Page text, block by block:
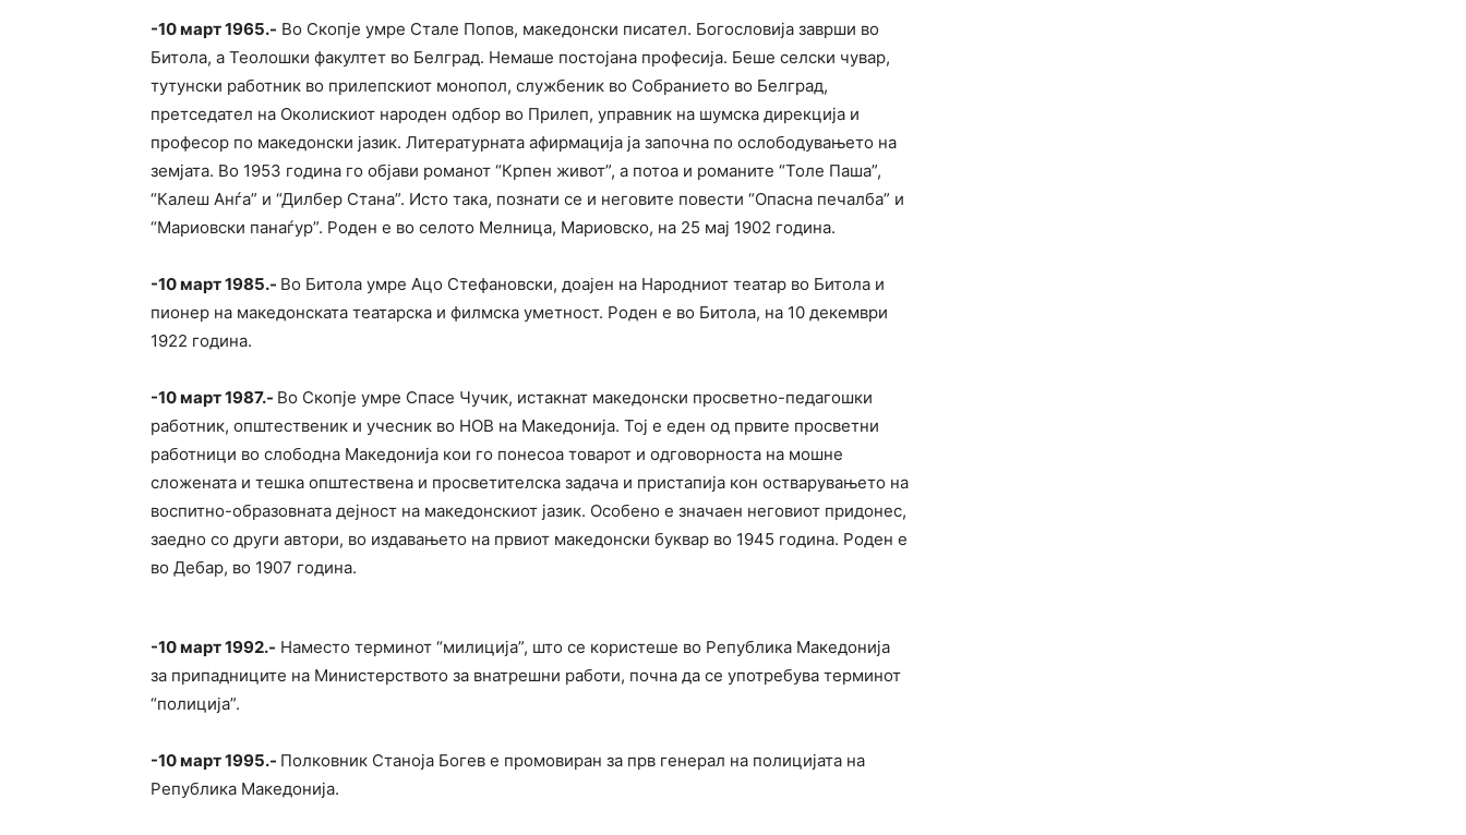
-10 март 1965.- Во Скопје умре Стале Попов, македонски писател. Богословија заврши во
Битола, а Теолошки факултет во Белград. Немаше постојана професија. Беше селски чувар,
тутунски работник во прилепскиот монопол, службеник во Собранието во Белград,
претседател на Околискиот народен одбор во Прилеп, управник на шумска дирекција и
професор по македонски јазик. Литературната афирмација ја започна по ослободувањето на
земјата. Во 1953 година го објави романот “Крпен живот”, а потоа и романите “Толе Паша”,
“Калеш Анѓа” и “Дилбер Стана”. Исто така, познати се и неговите повести “Опасна печалба” и
“Мариовски панаѓур”. Роден е во селото Мелница, Мариовско, на 25 мај 1902 година.
-10 март 1985.- Во Битола умре Ацо Стефановски, доајен на Народниот театар во Битола и
пионер на македонската театарска и филмска уметност. Роден е во Битола, на 10 декември
1922 година.
-10 март 1987.- Во Скопје умре Спасе Чучик, истакнат македонски просветно-педагошки
работник, општественик и учесник во НОВ на Македонија. Тој е еден од првите просветни
работници во слободна Македонија кои го понесоа товарот и одговорноста на мошне
сложената и тешка општествена и просветителска задача и пристапија кон остварувањето на
воспитно-образовната дејност на македонскиот јазик. Особено е значаен неговиот придонес,
заедно со други автори, во издавањето на првиот македонски буквар во 1945 година. Роден е
во Дебар, во 1907 година.
-10 март 1992.- Наместо терминот “милиција”, што се користеше во Република Македонија
за припадниците на Министерството за внатрешни работи, почна да се употребува терминот
“полиција”.
-10 март 1995.- Полковник Станоја Богев е промовиран за прв генерал на полицијата на
Република Македонија.